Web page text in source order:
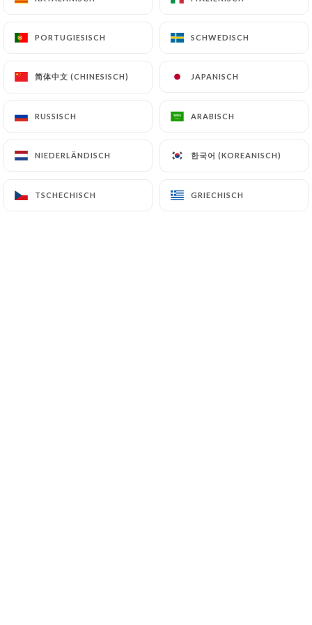
PORTUGIESISCH SCHWEDISCH
简体中文 (CHINESISCH) JAPANISCH
RUSSISCH ARABISCH
NIEDERLÄNDISCH 한국어 (KOREANISCH)
TSCHECHISCH GRIECHISCH
START
PRESSE
PORTUGIESISCH SCHWEDISCH
简体中文 (CHINESISCH) JAPANISCH
RUSSISCH ARABISCH
NIEDERLÄNDISCH 한국어 (KOREANISCH)
TSCHECHISCH GRIECHISCH